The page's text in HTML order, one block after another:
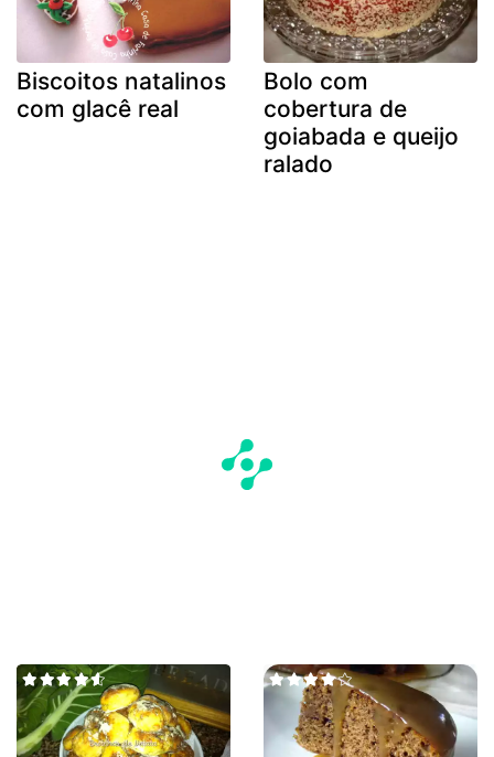
Biscoitos natalinos
com glacê real
Bolo com
cobertura de
goiabada e queijo
ralado